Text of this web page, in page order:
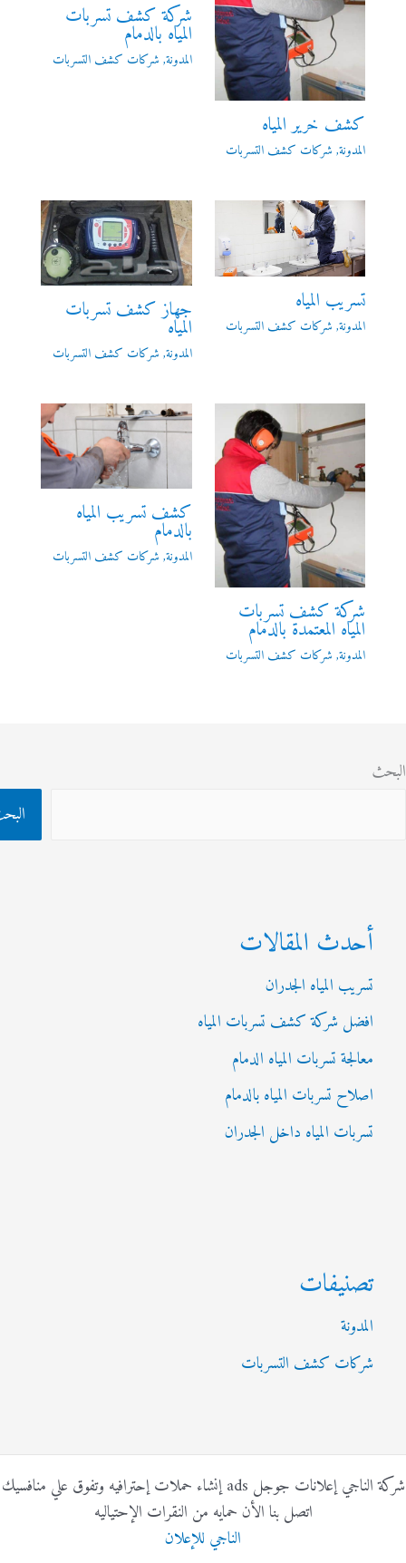
كشف خرير المياه
المدونة,شركات كشف التسربات
شركة كشف تسربات
المياه بالدمام
المدونة,شركات كشف التسربات
تسريب المياه
المدونة,شركات كشف التسربات
جهاز كشف تسربات
المدونة,شركات كشف التسربات
شركة كشف تسربات
المياه المعتمدة بالدمام
المدونة,شركات كشف التسربات
كشف تسريب المياه
بالدمام
المدونة,شركات كشف التسربات
البحث
أحدث المقالات
تسريب المياه الجدران
افضل شركة كشف تسربات المياه
معالجة تسربات المياه الدمام
اصلاح تسربات المياه بالدمام
تسربات المياه داخل الجدران
تصنيفات
المدونة
شركات كشف التسربات
شركة الناجي إعلانات جوجل ads إنشاء حملات إحترافيه وتفوق علي منافسيك
اتصل بنا الأن حمايه من النقرات الإحتياليه
الناجي للإعلان